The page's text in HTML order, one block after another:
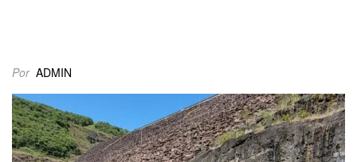
Por ADMIN